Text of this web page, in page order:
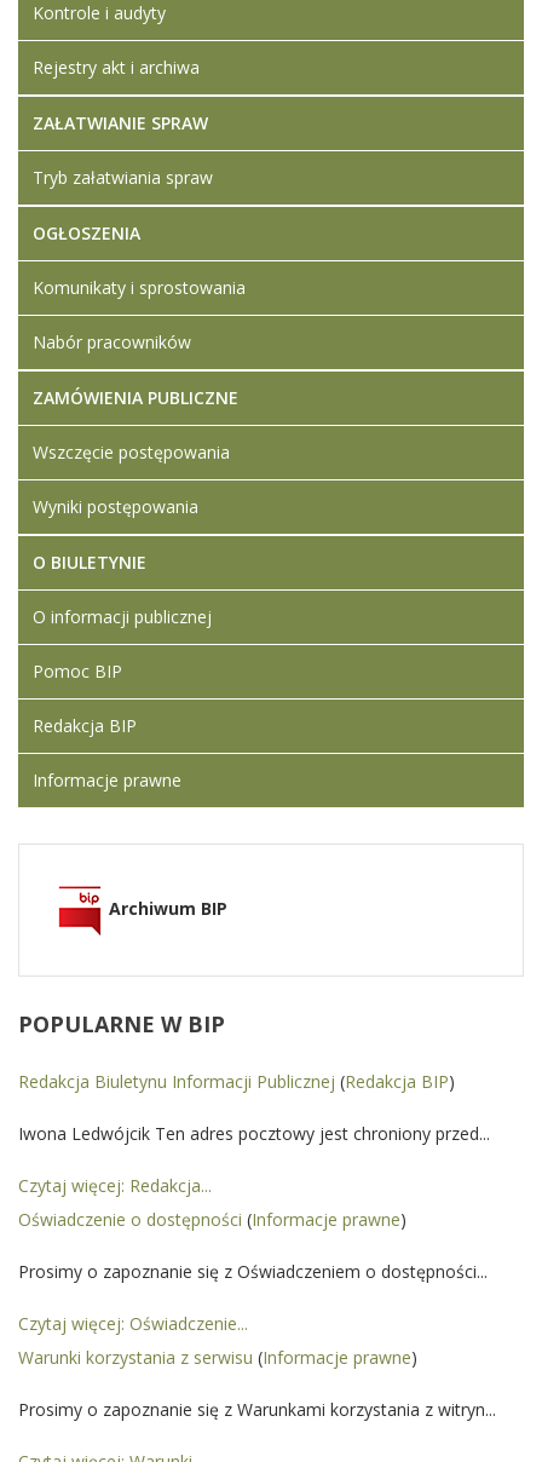
Kontrole i audyty
Rejestry akt i archiwa
ZAŁATWIANIE SPRAW
Tryb załatwiania spraw
OGŁOSZENIA
Komunikaty i sprostowania
Nabór pracowników
ZAMÓWIENIA PUBLICZNE
Wszczęcie postępowania
Wyniki postępowania
O BIULETYNIE
O informacji publicznej
Pomoc BIP
Redakcja BIP
Informacje prawne
Archiwum BIP
POPULARNE W BIP
Redakcja Biuletynu Informacji Publicznej (Redakcja BIP)
Iwona Ledwójcik Ten adres pocztowy jest chroniony przed...
Czytaj więcej: Redakcja...
Oświadczenie o dostępności (Informacje prawne)
Prosimy o zapoznanie się z Oświadczeniem o dostępności...
Czytaj więcej: Oświadczenie...
Warunki korzystania z serwisu (Informacje prawne)
Prosimy o zapoznanie się z Warunkami korzystania z witryn...